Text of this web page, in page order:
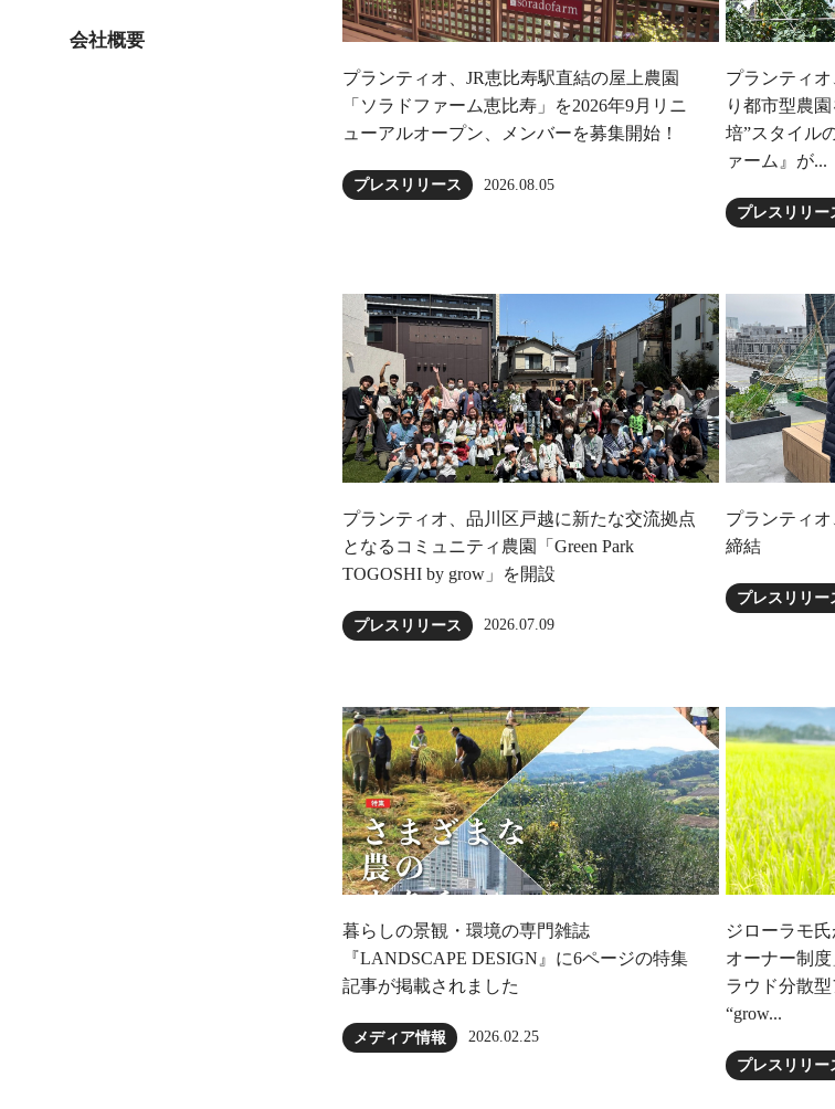
会社概要
プランティオ、JR恵比寿駅直結の屋上農園
「ソラドファーム恵比寿」を2026年9月リニ
ューアルオープン、メンバーを募集開始！
プレスリリース 2026.08.05
プランティ
り都市型農
培”スタイル
ァーム』が...
プレスリリー
プランティオ、品川区戸越に新たな交流拠点
となるコミュニティ農園「Green Park
TOGOSHI by grow」を開設
プレスリリース 2026.07.09
プランティ
締結
プレスリリー
暮らしの景観・環境の専門雑誌
『LANDSCAPE DESIGN』に6ページの特集
記事が掲載されました
メディア情報 2026.02.25
ジローラモ
オーナー制
ラウド分散
“grow...
プレスリリー